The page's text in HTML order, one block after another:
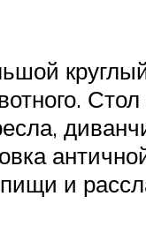
Стол
и